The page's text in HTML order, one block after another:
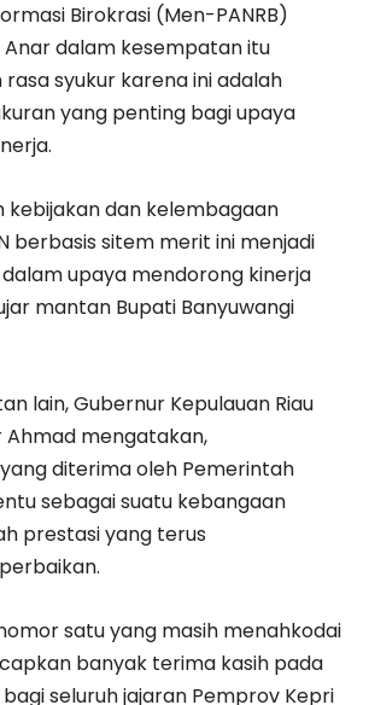
Birokrasi (Men-PANRB)
Anar dalam kesempatan itu
syukur karena ini adalah
yang penting bagi upaya
kebijakan dan kelembagaan
berbasis sitem merit ini menjadi
upaya mendorong kinerja
mantan Bupati Banyuwangi
lain, Gubernur Kepulauan Riau
Ahmad mengatakan,
diterima oleh Pemerintah
sebagai suatu kebangaan
prestasi yang terus
satu yang masih menahkodai
banyak terima kasih pada
seluruh jajaran Pemprov Kepri